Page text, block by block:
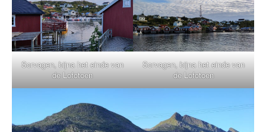
Sorvagen, bijna het einde van
de Lofotoen
Sorvagen, bijna het einde van
de Lofotoen